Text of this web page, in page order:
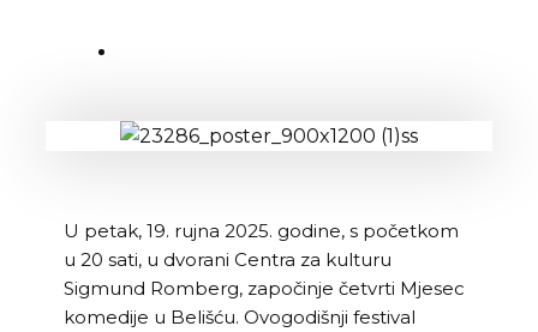
U petak, 19. rujna 2025. godine, s početkom
u 20 sati, u dvorani Centra za kulturu
Sigmund Romberg, započinje četvrti Mjesec
komedije u Belišću. Ovogodišnji festival